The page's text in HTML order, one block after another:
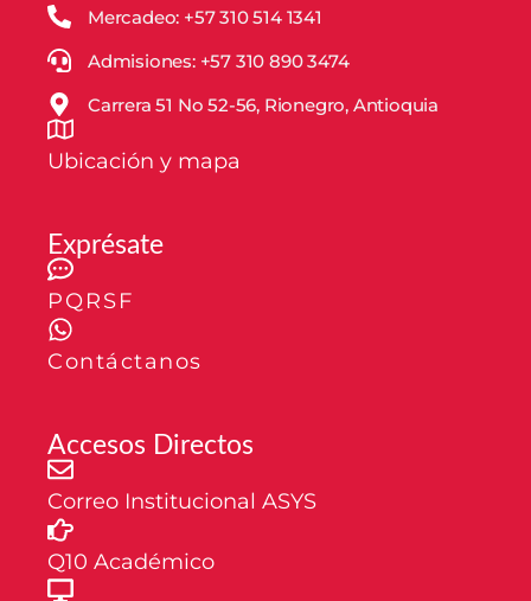
Mercadeo: +57 310 514 1341
Admisiones: +57 310 890 3474
Carrera 51 No 52-56, Rionegro, Antioquia
Ubicación y mapa
Exprésate
PQRSF
Contáctanos
Accesos Directos
Correo Institucional ASYS
Q10 Académico